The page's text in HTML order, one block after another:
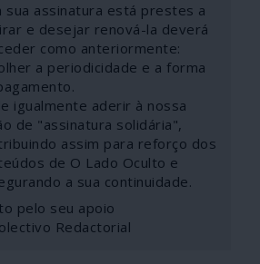
sua assinatura está prestes a
e desejar renová-la deverá
como anteriormente:
a periodicidade e a forma
igualmente aderir à nossa
de "assinatura solidária",
assim para reforço dos
de O Lado Oculto e
a sua continuidade.
pelo seu apoio
Redactorial